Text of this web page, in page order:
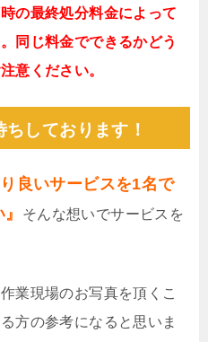
の最終処分料金によって
同じ料金でできるかどう
意ください。
しております！
り良いサービスを1名で
そんな想いでサービスを
業現場のお写真を頂くこ
方の参考になると思いま